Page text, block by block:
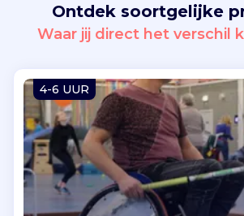
Vind jouw project
Inloggen
Ontdek soortgelijke
Waar jij direct het verschil
4-6 UUR